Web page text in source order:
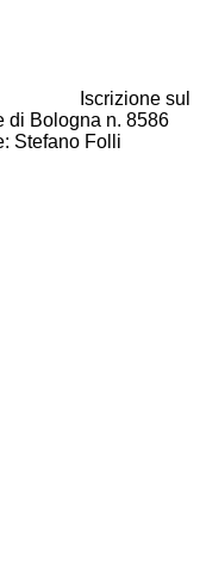
Iscrizione sul
di Bologna n. 8586
Stefano Folli